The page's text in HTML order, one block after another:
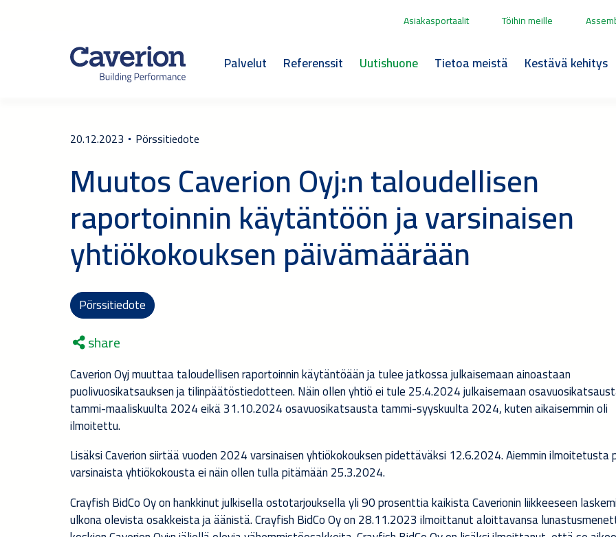
Asiakasportaalit Töihin meille
Palvelut Referenssit Uutishuone Tietoa meistä Kestävä kehitys
20.12.2023 Pörssitiedote
Muutos Caverion Oyj:n taloudellisen
raportoinnin käytäntöön ja varsinaisen
yhtiökokouksen päivämäärään
Pörssitiedote
share
Caverion Oyj muuttaa taloudellisen raportoinnin käytäntöään ja tulee jatkossa julkaisemaan ainoastaan
puolivuosikatsauksen ja tilinpäätöstiedotteen. Näin ollen yhtiö ei tule 25.4.2024 julkaisemaan
tammi-maaliskuulta 2024 eikä 31.10.2024 osavuosikatsausta tammi-syyskuulta 2024, kuten aikaisemmin oli
ilmoitettu.
Lisäksi Caverion siirtää vuoden 2024 varsinaisen yhtiökokouksen pidettäväksi 12.6.2024. Aiemmin ilmoitetusta
varsinaista yhtiökokousta ei näin ollen tulla pitämään 25.3.2024.
Crayfish BidCo Oy on hankkinut julkisella ostotarjouksella yli 90 prosenttia kaikista Caverionin liikkeeseen
ulkona olevista osakkeista ja äänistä. Crayfish BidCo Oy on 28.11.2023 ilmoittanut aloittavansa